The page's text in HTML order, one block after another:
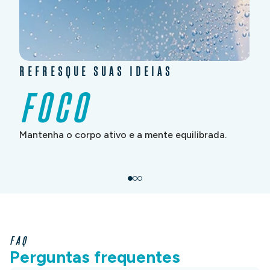
REFRESQUE SUAS IDEIAS
FOCO
Mantenha o corpo ativo e a mente equilibrada.
FAQ
Perguntas frequentes